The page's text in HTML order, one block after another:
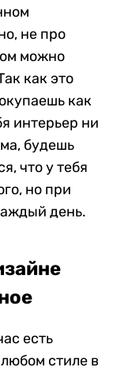
не про
можно
как это
как
интерьер ни
будешь
что у тебя
но при
день.
есть
стиле в